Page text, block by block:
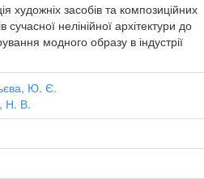
художніх засобів та композиційних
сучасної нелінійної архітектури до
модного образу в індустрії
Ю. Є.
Н. В.